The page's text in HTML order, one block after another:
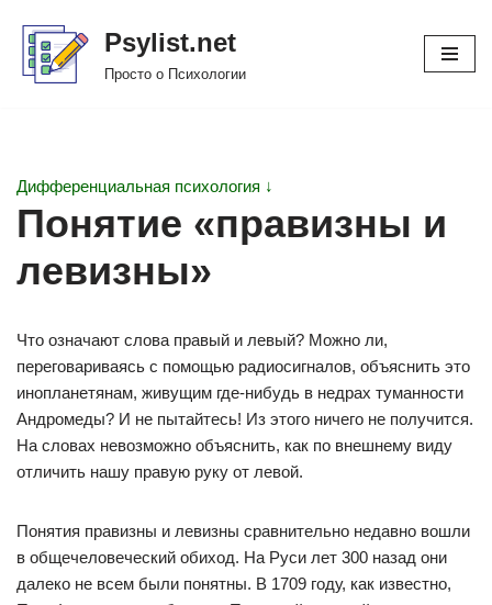
Перейти
Psylist.net
Просто о Психологии
Дифференциальная психология ↓
Понятие «правизны и
левизны»
Что означают слова правый и левый? Можно ли,
переговариваясь с помощью радиосигналов, объяснить это
инопланетянам, живущим где-нибудь в недрах туманности
Андромеды? И не пытайтесь! Из этого ничего не получится.
На словах невозможно объяснить, как по внешнему виду
отличить нашу правую руку от левой.
Понятия правизны и левизны сравнительно недавно вошли
в общечеловеческий обиход. На Руси лет 300 назад они
далеко не всем были понятны. В 1709 году, как известно,